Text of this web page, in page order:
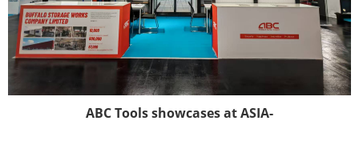
ABC Tools showcases at ASIA-